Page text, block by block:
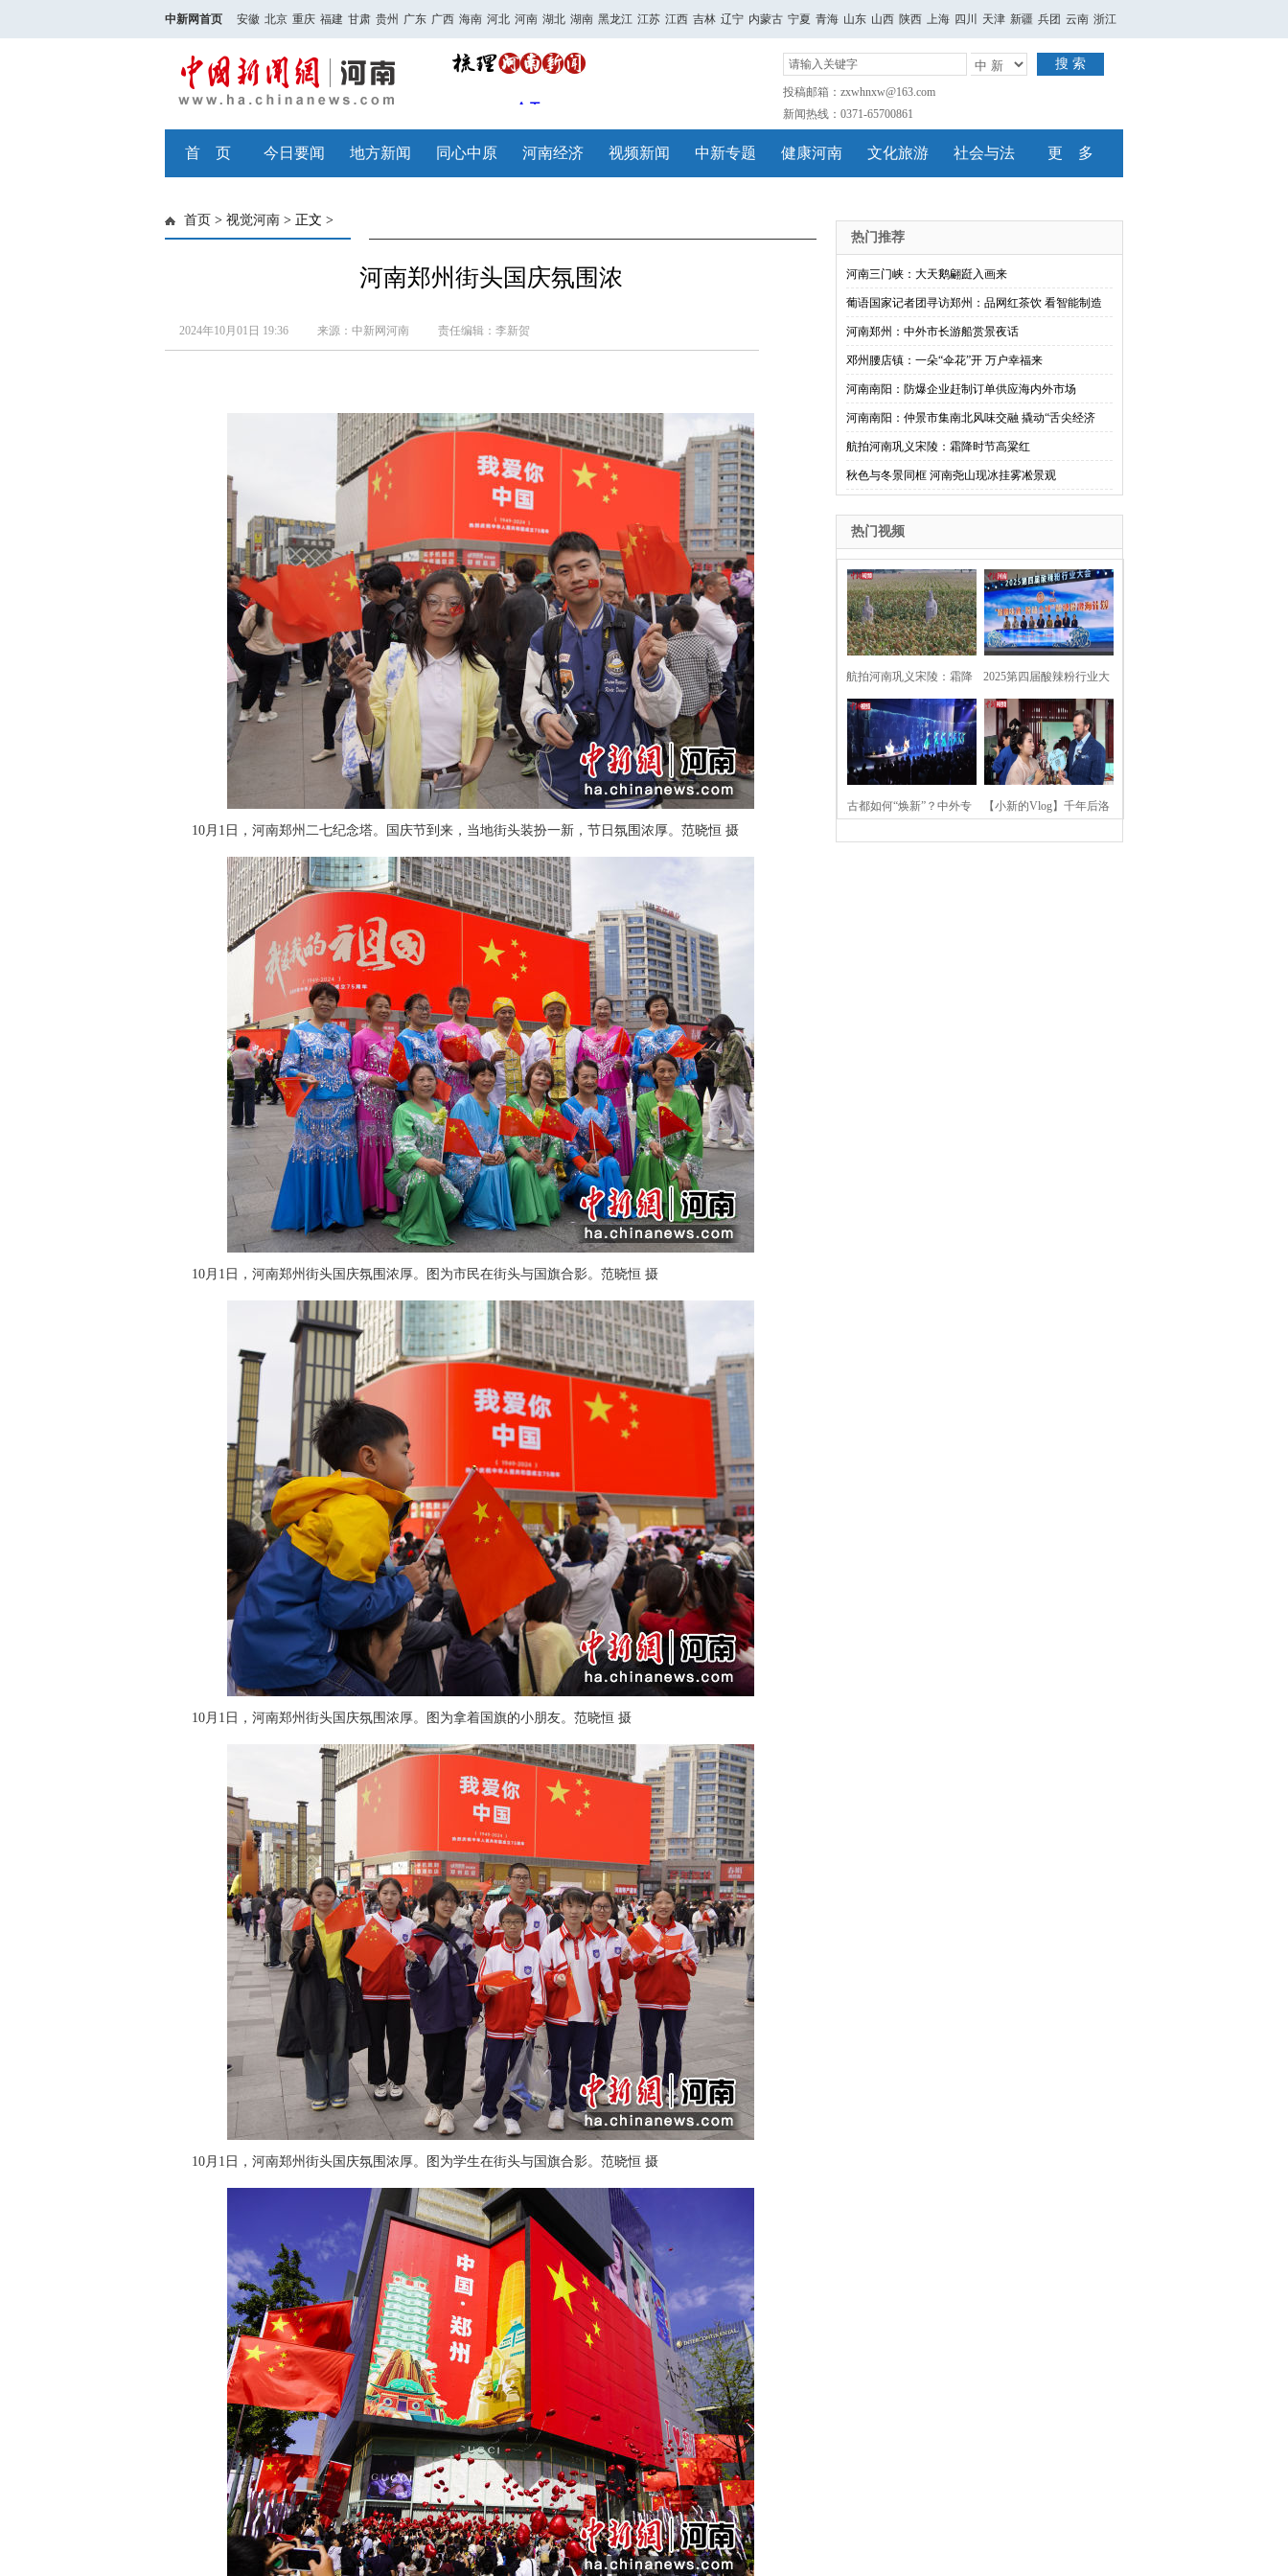
中新网首页 安徽 北京 重庆 福建 甘肃 贵州 广东 广西 海南 河北 河南 湖北 湖南 黑龙江 江苏 江西 吉林 辽宁 内蒙古 宁夏 青海 山东 山西 陕西 上海 四川 天津 新疆 兵团 云南 浙江
搜 索
投稿邮箱：zxwhnxw@163.com
新闻热线：0371-65700861
首 页 今日要闻 地方新闻 同心中原 河南经济 视频新闻 中新专题 健康河南 文化旅游 社会与法 更 多
首页 > 视觉河南 > 正文 >
河南郑州街头国庆氛围浓
2024年10月01日 19:36 来源：中新网河南 责任编辑：李新贺
10月1日，河南郑州二七纪念塔。国庆节到来，当地街头装扮一新，节日氛围浓厚。范晓恒 摄
10月1日，河南郑州街头国庆氛围浓厚。图为市民在街头与国旗合影。范晓恒 摄
10月1日，河南郑州街头国庆氛围浓厚。图为拿着国旗的小朋友。范晓恒 摄
10月1日，河南郑州街头国庆氛围浓厚。图为学生在街头与国旗合影。范晓恒 摄
热门推荐
河南三门峡：大天鹅翩跹入画来
葡语国家记者团寻访郑州：品网红茶饮 看智能制造
河南郑州：中外市长游船赏景夜话
邓州腰店镇：一朵“伞花”开 万户幸福来
河南南阳：防爆企业赶制订单供应海内外市场
河南南阳：仲景市集南北风味交融 撬动“舌尖经济
航拍河南巩义宋陵：霜降时节高粱红
秋色与冬景同框 河南尧山现冰挂雾凇景观
热门视频
航拍河南巩义宋陵：霜降
时节高粱红
2025第四届酸辣粉行业大
会在河南开封举行
古都如何“焕新”？中外专 【小新的Vlog】千年后洛